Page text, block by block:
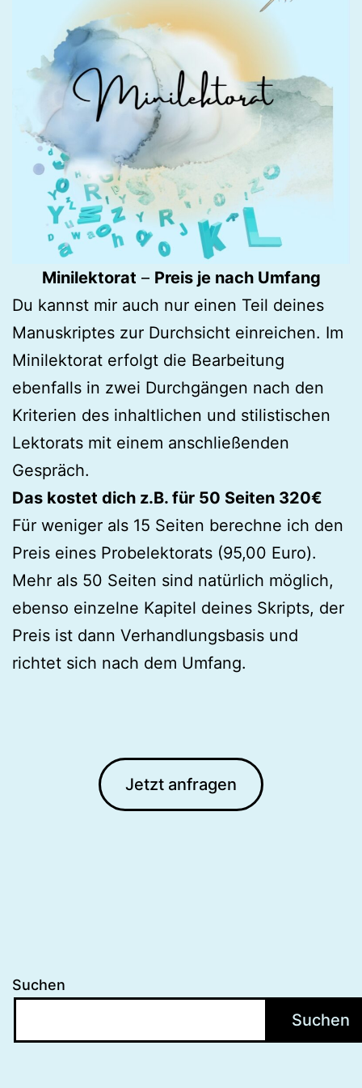
Minilektorat – Preis je nach Umfang
Du kannst mir auch nur einen Teil deines
Manuskriptes zur Durchsicht einreichen. Im
Minilektorat erfolgt die Bearbeitung
ebenfalls in zwei Durchgängen nach den
Kriterien des inhaltlichen und stilistischen
Lektorats mit einem anschließenden
Gespräch.
Das kostet dich z.B. für 50 Seiten 320€
Für weniger als 15 Seiten berechne ich den
Preis eines Probelektorats (95,00 Euro).
Mehr als 50 Seiten sind natürlich möglich,
ebenso einzelne Kapitel deines Skripts, der
Preis ist dann Verhandlungsbasis und
richtet sich nach dem Umfang.
Jetzt anfragen
Suchen
Suchen